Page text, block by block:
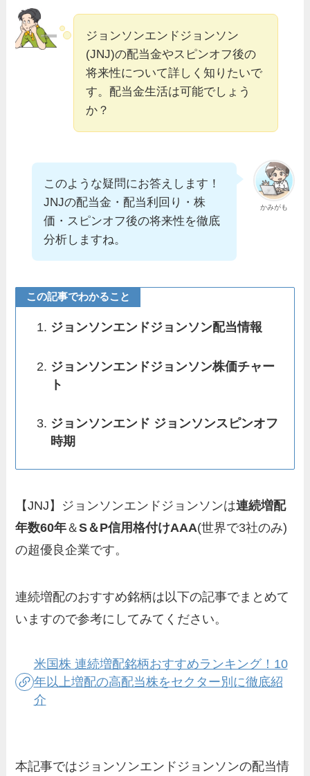
ジョンソンエンドジョンソン
(JNJ)の配当金やスピンオフ後の
将来性について詳しく知りたいで
す。配当金生活は可能でしょう
か？
かみがも
このような疑問にお答えします！
JNJの配当金・配当利回り・株
価・スピンオフ後の将来性を徹底
分析しますね。
この記事でわかること
ジョンソンエンドジョンソン配当情報
ジョンソンエンドジョンソン株価チャー
ト
ジョンソンエンド ジョンソンスピンオフ
時期
【JNJ】ジョンソンエンドジョンソンは連続増配
年数60年＆S＆P信用格付けAAA(世界で3社のみ)
の超優良企業です。
連続増配のおすすめ銘柄は以下の記事でまとめて
いますので参考にしてみてください。
米国株 連続増配銘柄おすすめランキング！10
年以上増配の高配当株をセクター別に徹底紹
介
本記事ではジョンソンエンドジョンソンの配当情